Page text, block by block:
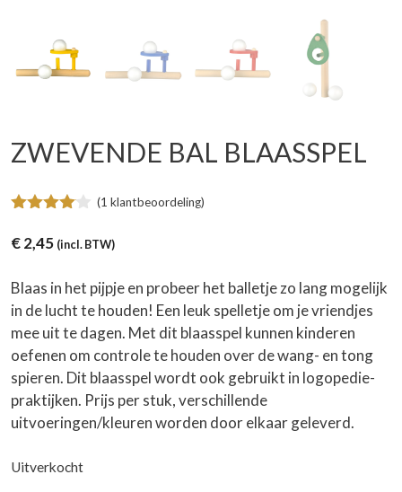
ZWEVENDE BAL BLAASSPEL
5
(1 klantbeoordeling)
€2,45 (incl. BTW)
Blaas in het pijpje en probeer het balletje zo lang mogelijk
in de lucht te houden! Een leuk spelletje om je vriendjes
mee uit te dagen. Met dit blaasspel kunnen kinderen
oefenen om controle te houden over de wang- en tong
spieren. Dit blaasspel wordt ook gebruikt in logopedie-
praktijken. Prijs per stuk, verschillende
uitvoeringen/kleuren worden door elkaar geleverd.
Uitverkocht